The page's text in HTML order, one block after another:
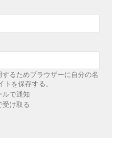
るためブラウザーに自分の名
を保存する。
ルで通知
受け取る